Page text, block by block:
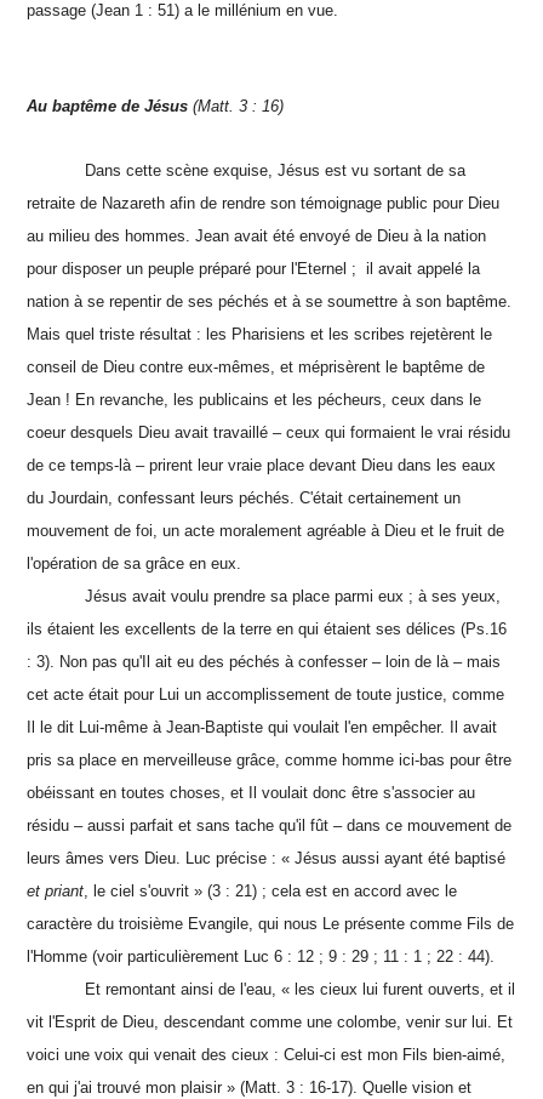
passage (Jean 1 : 51) a le millénium en vue.
Au baptême de Jésus(Matt. 3 : 16)
Dans cette scène exquise, Jésus est vu sortant de sa
retraite de Nazareth afin de rendre son témoignage public pour Dieu
au milieu des hommes. Jean avait été envoyé de Dieu à la nation
pour disposer un peuple préparé pour l'Eternel ; il avait appelé la
nation à se repentir de ses péchés et à se soumettre à son baptême.
Mais quel triste résultat : les Pharisiens et les scribes rejetèrent le
conseil de Dieu contre eux-mêmes, et méprisèrent le baptême de
Jean ! En revanche, les publicains et les pécheurs, ceux dans le
coeur desquels Dieu avait travaillé – ceux qui formaient le vrai résidu
de ce temps-là – prirent leur vraie place devant Dieu dans les eaux
du Jourdain, confessant leurs péchés. C'était certainement un
mouvement de foi, un acte moralement agréable à Dieu et le fruit de
l'opération de sa grâce en eux.
Jésus avait voulu prendre sa place parmi eux ; à ses yeux,
ils étaient les excellents de la terre en qui étaient ses délices (Ps.16
: 3). Non pas qu'Il ait eu des péchés à confesser – loin de là – mais
cet acte était pour Lui un accomplissement de toute justice, comme
Il le dit Lui-même à Jean-Baptiste qui voulait l'en empêcher. Il avait
pris sa place en merveilleuse grâce, comme homme ici-bas pour être
obéissant en toutes choses, et Il voulait donc être s'associer au
résidu – aussi parfait et sans tache qu'il fût – dans ce mouvement de
leurs âmes vers Dieu. Luc précise : « Jésus aussi ayant été baptisé
et priant, le ciel s'ouvrit » (3 : 21) ; cela est en accord avec le
caractère du troisième Evangile, qui nous Le présente comme Fils de
l'Homme (voir particulièrement Luc 6 : 12 ; 9 : 29 ; 11 : 1 ; 22 : 44).
Et remontant ainsi de l'eau, « les cieux lui furent ouverts, et il
vit l'Esprit de Dieu, descendant comme une colombe, venir sur lui. Et
voici une voix qui venait des cieux : Celui-ci est mon Fils bien-aimé,
en qui j'ai trouvé mon plaisir » (Matt. 3 : 16-17). Quelle vision et